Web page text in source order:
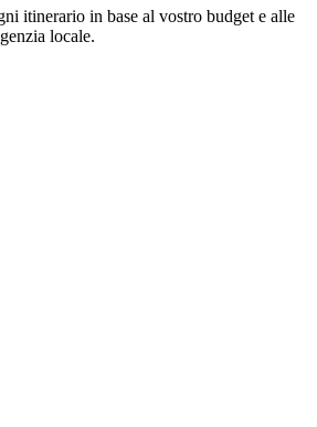
itinerario in base al vostro budget e alle
locale.